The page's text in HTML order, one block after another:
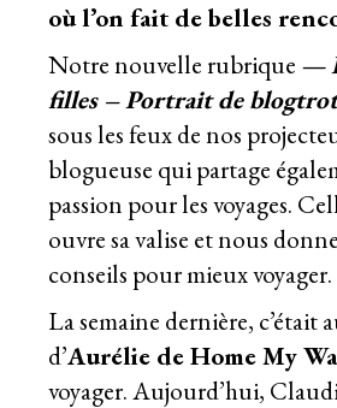
où l’on fait de belles
Notre nouvelle rubrique —
filles – Portrait de
sous les feux de nos
blogueuse qui partage
passion pour les voyages.
ouvre sa valise et nous
conseils pour mieux voyager.
La semaine dernière, c’était
d’Aurélie deHome My
voyager. Aujourd’hui,